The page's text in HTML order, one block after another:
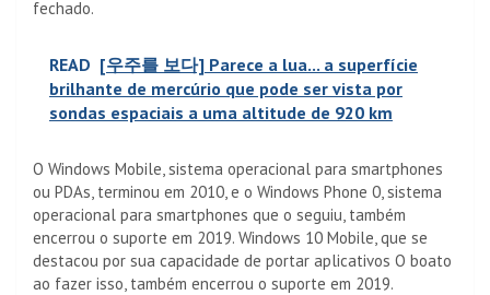
fechado.
READ [우주를 보다] Parece a lua... a superfície
brilhante de mercúrio que pode ser vista por
sondas espaciais a uma altitude de 920 km
O Windows Mobile, sistema operacional para smartphones
ou PDAs, terminou em 2010, e o Windows Phone 0, sistema
operacional para smartphones que o seguiu, também
encerrou o suporte em 2019. Windows 10 Mobile, que se
destacou por sua capacidade de portar aplicativos O boato
ao fazer isso, também encerrou o suporte em 2019.